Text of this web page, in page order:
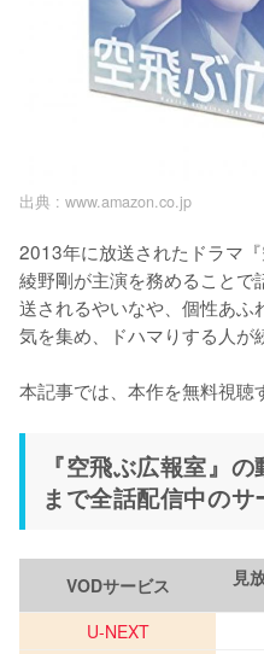
出典 : www.amazon.co.jp
2013年に放送されたドラマ
綾野剛が主演を務めること
送されるやいなや、個性あふ
気を集め、ドハマりする人が
本記事では、本作を無料視聴
『空飛ぶ広報室』
まで全話配信中のサ
VODサービス 見
U-NEXT